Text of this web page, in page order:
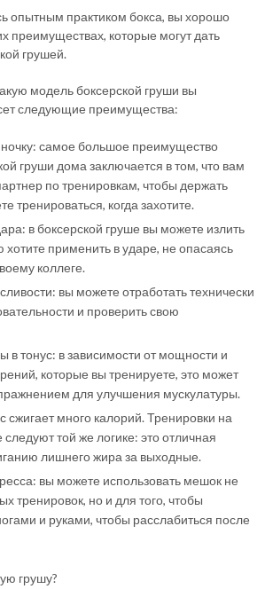
опытным практиком бокса, вы хорошо
преимуществах, которые могут дать
грушей.
модель боксерской груши вы
следующие преимущества:
самое большое преимущество
груши дома заключается в том, что вам
по тренировкам, чтобы держать
тренироваться, когда захотите.
в боксерской груше вы можете излить
хотите применить в ударе, не опасаясь
коллеге.
вы можете отработать технически
и проверить свою
тонус: в зависимости от мощности и
которые вы тренируете, это может
для улучшения мускулатуры.
сжигает много калорий. Тренировки на
следуют той же логике: это отличная
лишнего жира за выходные.
вы можете использовать мешок не
тренировок, но и для того, чтобы
и руками, чтобы расслабиться после
грушу?